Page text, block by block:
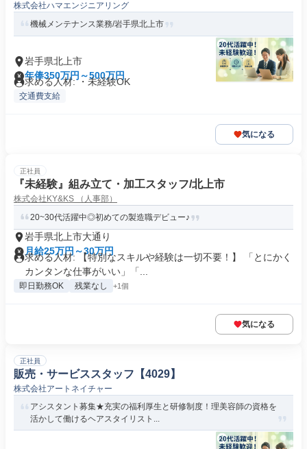
株式会社ハマエンジニアリング
機械メンテナンス業務/岩手県北上市
岩手県北上市
年俸350万円～500万円
求める人材: ・未経験OK
交通費支給
気になる
正社員
『未経験』組み立て・加工スタッフ/北上市
株式会社KY&KS （人事部）
20~30代活躍中◎初めての製造職デビュー♪
岩手県北上市大通り
月給25万円～30万円
求める人材: 【特別なスキルや経験は一切不要！】 「とにかく
カンタンな仕事がいい」「...
即日勤務OK 残業なし +1個
気になる
正社員
販売・サービススタッフ【4029】
株式会社アートネイチャー
アシスタント募集★充実の福利厚生と研修制度！理美容師の資格を
活かして働けるヘアスタイリスト...